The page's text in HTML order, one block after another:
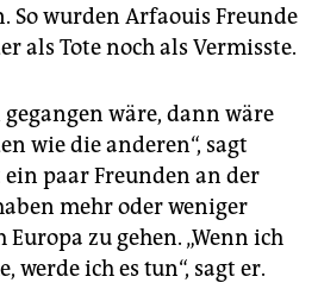
So wurden Arfaouis Freunde
als Tote noch als Vermisste.
wäre, dann wäre
wie die anderen“, sagt
paar Freunden an der
mehr oder weniger
zu gehen. „Wenn ich
werde ich es tun“, sagt er.